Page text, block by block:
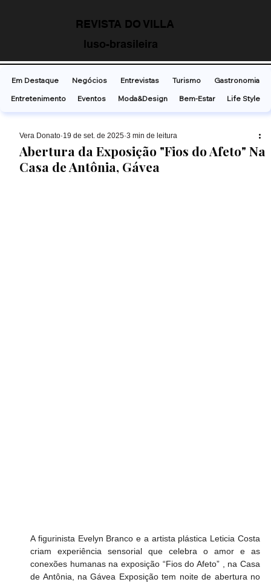
REVISTA DO VILLA
luso-brasileira
Abertura da Exposição "Fios do Afeto" Na
Casa de Antônia, Gávea
Vera Donato 19 de set. de 2025 3 min de leitura
A figurinista Evelyn Branco e a artista plástica Leticia Costa
criam experiência sensorial que celebra o amor e as
conexões humanas na exposição “Fios do Afeto” , na Casa
de Antônia, na Gávea Exposição tem noite de abertura no
Em Destaque Negócios Entrevistas Turismo
Gastronomia
Entretenimento
Eventos Moda&Design Bem-Estar Life Style